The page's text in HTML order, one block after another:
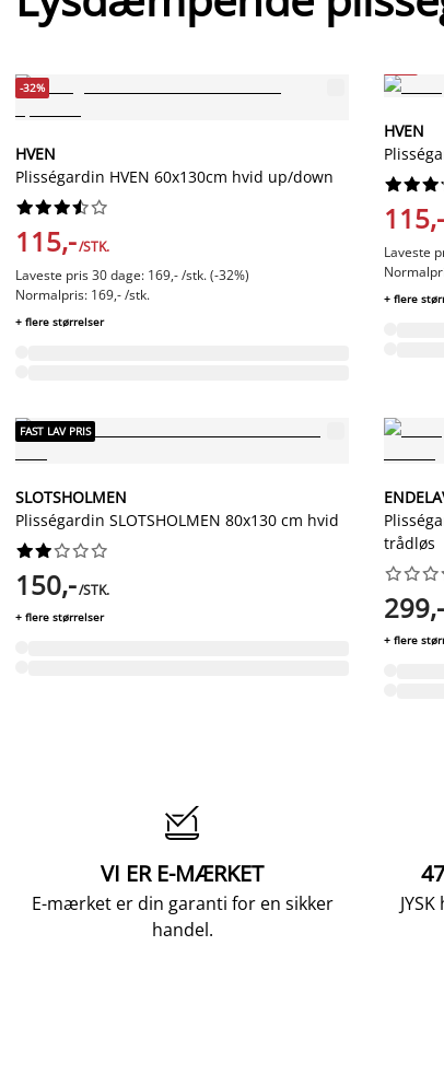
-32%
HVEN
Plisségardin HVEN 60x130cm hvid up/down






115,-/STK.
Laveste pris 30 dage: 169,- /stk. (-32%)
Normalpris: 169,- /stk.
+ flere størrelser
HVEN




115,-
Laveste
+ flere
FAST LAV PRIS
SLOTSHOLMEN
Plisségardin SLOTSHOLMEN 80x130 cm hvid






150,-/STK.
+ flere størrelser
trådløs




299,-
+ flere

VI ER E-MÆRKET
E-mærket er din garanti for en sikker
handel.